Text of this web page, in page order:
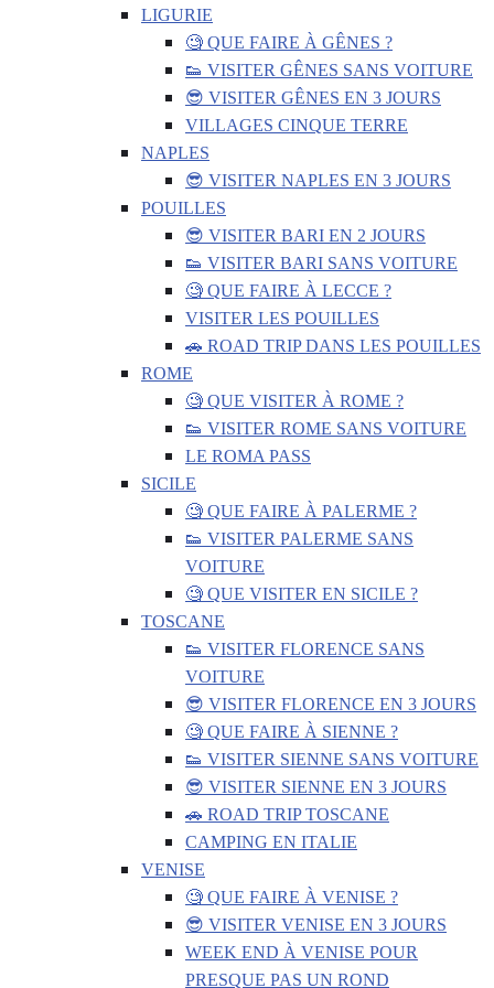
LIGURIE
🧐 QUE FAIRE À GÊNES ?
👟 VISITER GÊNES SANS VOITURE
😎 VISITER GÊNES EN 3 JOURS
VILLAGES CINQUE TERRE
NAPLES
😎 VISITER NAPLES EN 3 JOURS
POUILLES
😎 VISITER BARI EN 2 JOURS
👟 VISITER BARI SANS VOITURE
🧐 QUE FAIRE À LECCE ?
VISITER LES POUILLES
🚗 ROAD TRIP DANS LES POUILLES
ROME
🧐 QUE VISITER À ROME ?
👟 VISITER ROME SANS VOITURE
LE ROMA PASS
SICILE
🧐 QUE FAIRE À PALERME ?
👟 VISITER PALERME SANS
VOITURE
🧐 QUE VISITER EN SICILE ?
TOSCANE
👟 VISITER FLORENCE SANS
VOITURE
😎 VISITER FLORENCE EN 3 JOURS
🧐 QUE FAIRE À SIENNE ?
👟 VISITER SIENNE SANS VOITURE
😎 VISITER SIENNE EN 3 JOURS
🚗 ROAD TRIP TOSCANE
CAMPING EN ITALIE
VENISE
🧐 QUE FAIRE À VENISE ?
😎 VISITER VENISE EN 3 JOURS
WEEK END À VENISE POUR
PRESQUE PAS UN ROND